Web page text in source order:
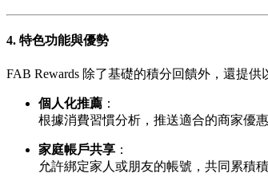
4. 特色功能與優勢
FAB Rewards 除了基礎的積分回饋外，還提供
個人化推薦 ：
根據消費習慣分析，推送適合的商家優
家庭帳戶共享 ：
允許綁定家人或朋友的帳號，共同累積